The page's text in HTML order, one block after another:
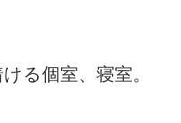
る個室、寝室。